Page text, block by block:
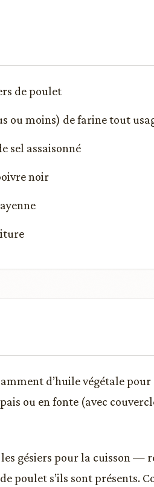
de poulet
ou moins) de farine tout
sel assaisonné
noir
d’huile végétale
ou en fonte (avec
les gésiers pour la cuisson —
poulet s’ils sont présents.